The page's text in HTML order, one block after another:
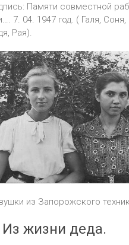
Памяти совместной
7. 04. 1947 год. ( Галя, Соня,
Рая).
из Запорожского
Из жизни деда.